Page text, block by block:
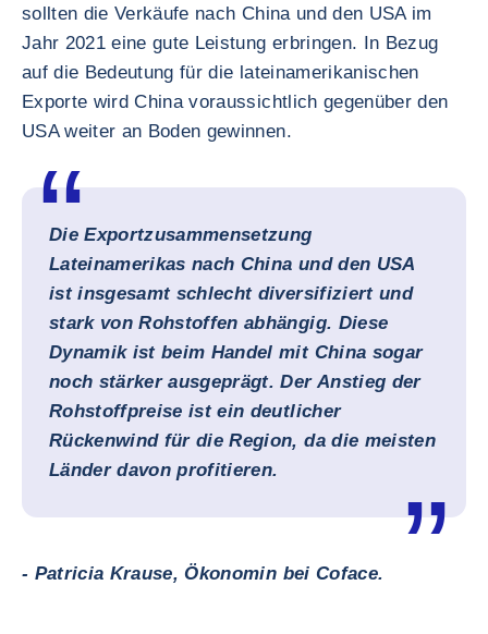
sollten die Verkäufe nach China und den USA im
Jahr 2021 eine gute Leistung erbringen. In Bezug
auf die Bedeutung für die lateinamerikanischen
Exporte wird China voraussichtlich gegenüber den
USA weiter an Boden gewinnen.
Die Exportzusammensetzung
Lateinamerikas nach China und den USA
ist insgesamt schlecht diversifiziert und
stark von Rohstoffen abhängig. Diese
Dynamik ist beim Handel mit China sogar
noch stärker ausgeprägt. Der Anstieg der
Rohstoffpreise ist ein deutlicher
Rückenwind für die Region, da die meisten
Länder davon profitieren.
- Patricia Krause, Ökonomin bei Coface.